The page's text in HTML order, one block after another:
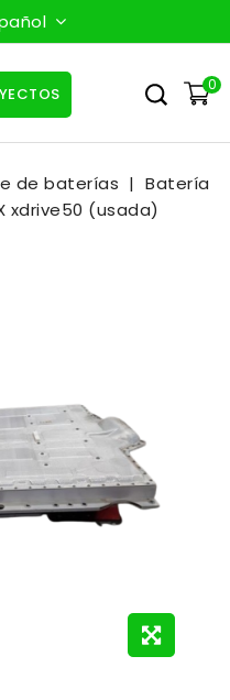
0
de baterías
Batería
xdrive50 (usada)